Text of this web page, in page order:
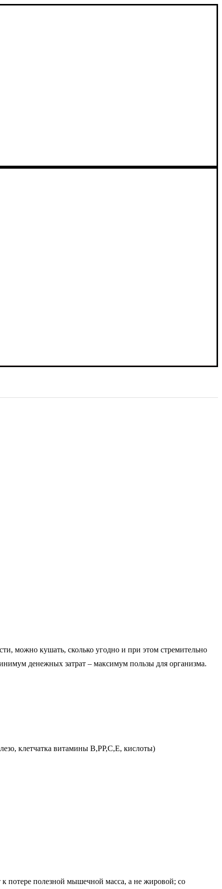
можно кушать, сколько угодно и при этом стремительно
денежных затрат – максимум пользы для организма.
клетчатка витамины В,РР,С,Е, кислоты)
к потере полезной мышечной масса, а не жировой; со